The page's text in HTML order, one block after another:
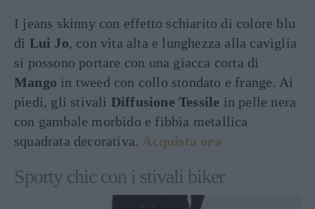
I jeans skinny con effetto schiarito di colore blu
di Lui Jo, con vita alta e lunghezza alla caviglia
si possono portare con una giacca corta di
Mango in tweed con collo stondato e frange. Ai
piedi, gli stivali Diffusione Tessile in pelle nera
con gambale morbido e fibbia metallica
squadrata decorativa. Acquista ora
Sporty chic con i stivali biker